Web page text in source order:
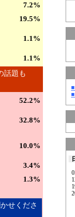
7.2%
19.5%
1.1%
1.1%
話題も
52.2%
32.8%
10.0%
3.4%
1.3%
せくださ